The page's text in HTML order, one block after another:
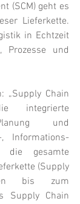
(SCM) geht es
Lieferkette.
in Echtzeit
Prozesse und
„Supply Chain
integrierte
und
Informations-
die gesamte
(Supply
bis zum
Supply Chain